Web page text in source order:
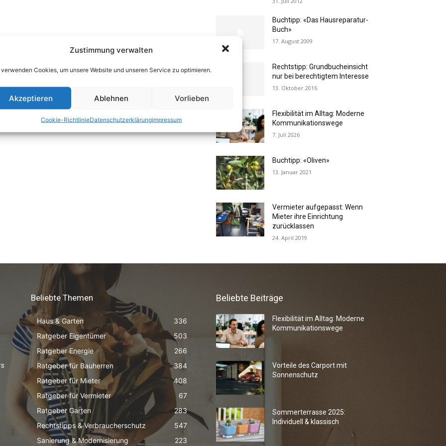
Zustimmung verwalten
verwenden Cookies, um unsere Website und unseren Service zu optimieren.
Akzeptieren Ablehnen Vorlieben
Cookie-RichtlinieDatenschutzerklärungimpressum
Buchtipp: «Das Hausreparatur-
Buch»
17. August 2009
Rechtstipp: Grundbucheinsicht
nur bei berechtigtem Interesse
13. Oktober 2016
Flexibilität im Alltag: Moderne
Kommunikationswege
7. Juli 2026
Buchtipp: «Oliven»
13. Januar 2021
Vermieter aufgepasst: Wenn
Mieter ihre Einrichtung
zurücklassen
24. April 2019
Beliebte Themen
Haus & Garten
336
Ratgeber Eigentümer
503
Ratgeber Energie
266
Ratgeber für Bauherren
384
Ratgeber für Mieter
408
Ratgeber für Vermieter
67
Ratgeber Garten
283
Rechtstipps & Verbraucherschutz
547
Sanierung & Modernisierung
223
Beliebte Beiträge
Flexibilität im Alltag: Moderne
Kommunikationswege
Vorteile des Carport mit
Sonnenschutz
Sommerterrasse 2025:
Individuell & klassisch